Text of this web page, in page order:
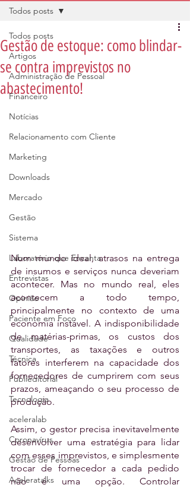
Todos posts
Artigos
Administração de Pessoal
Financeiro
Notícias
Relacionamento com Cliente
Marketing
Downloads
Mercado
Gestão
Sistema
Laboratório que Encanta
Entrevistas
Opinião
Paciente em Foco
Qualidade
Técnica
Publieditorial
Tecnologia
aceleralab
Coronavírus
Gestão de Pessoas
Aceleratalks
Todos posts
Gestão de estoque: como blindar-
se contra imprevistos no
abastecimento!
Num mundo ideal, atrasos na entrega
de insumos e serviços nunca deveriam
acontecer. Mas no mundo real, eles
acontecem a todo tempo,
principalmente no contexto de uma
economia instável. A indisponibilidade
de matérias-primas, os custos dos
transportes, as taxações e outros
fatores interferem na capacidade dos
fornecedores de cumprirem com seus
prazos, ameaçando o seu processo de
produção.
Assim, o gestor precisa inevitavelmente
desenvolver uma estratégia para lidar
com esses imprevistos, e simplesmente
trocar de fornecedor a cada pedido
não é uma opção. Controlar